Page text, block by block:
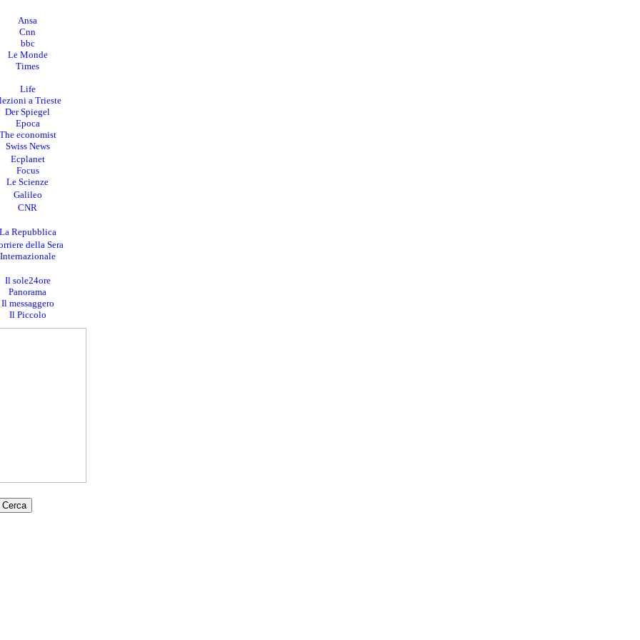
Ansa
Cnn
bbc
Le Monde
Times
Life
a Trieste
Der Spiegel
Epoca
economist
Swiss News
Ecplanet
Focus
Le Scienze
Galileo
CNR
Repubblica
della Sera
Internazionale
Il sole24ore
Panorama
Il messaggero
Il Piccolo